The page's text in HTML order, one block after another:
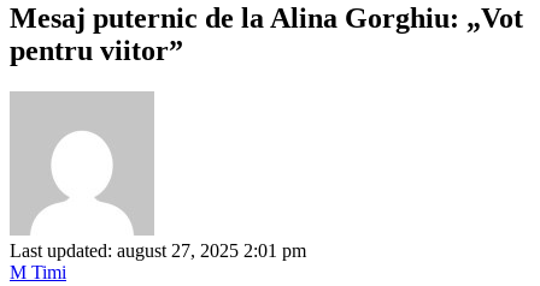
Mesaj puternic de la Alina Gorghiu: „Vot
pentru viitor”
Last updated: august 27, 2025 2:01 pm
M Timi